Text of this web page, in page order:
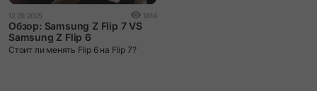
12.09.2025 1814
Обзор: Samsung Z Flip 7 VS
Samsung Z Flip 6
Cтоит ли менять Flip 6 на Flip 7?